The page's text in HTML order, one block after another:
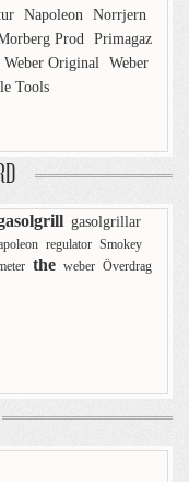
Napoleon Norrjern
Prod
Primagaz
Weber Original Weber
Tools
gasolgrillar
regulator Smokey
the weber Överdrag